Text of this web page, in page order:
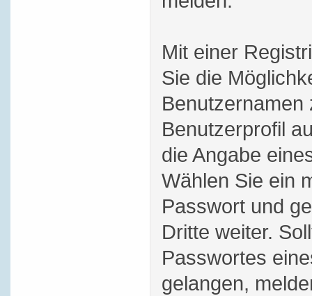
Mit einer
Sie die
Benutzernamen
Benutzerprofil
die Angabe
Wählen Sie ein
Passwort und
Dritte weiter.
Passwortes
gelangen,